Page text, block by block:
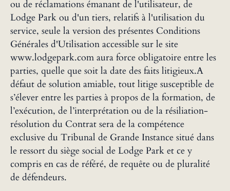
ou de réclamations émanant de l'utilisateur, de
Lodge Park ou d'un tiers, relatifs à l'utilisation du
service, seule la version des présentes Conditions
Générales d'Utilisation accessible sur le site
www.lodgepark.com aura force obligatoire entre les
parties, quelle que soit la date des faits litigieux.A
défaut de solution amiable, tout litige susceptible de
s’élever entre les parties à propos de la formation, de
l’exécution, de l’interprétation ou de la résiliation-
résolution du Contrat sera de la compétence
exclusive du Tribunal de Grande Instance situé dans
le ressort du siège social de Lodge Park et ce y
compris en cas de référé, de requête ou de pluralité
de défendeurs.